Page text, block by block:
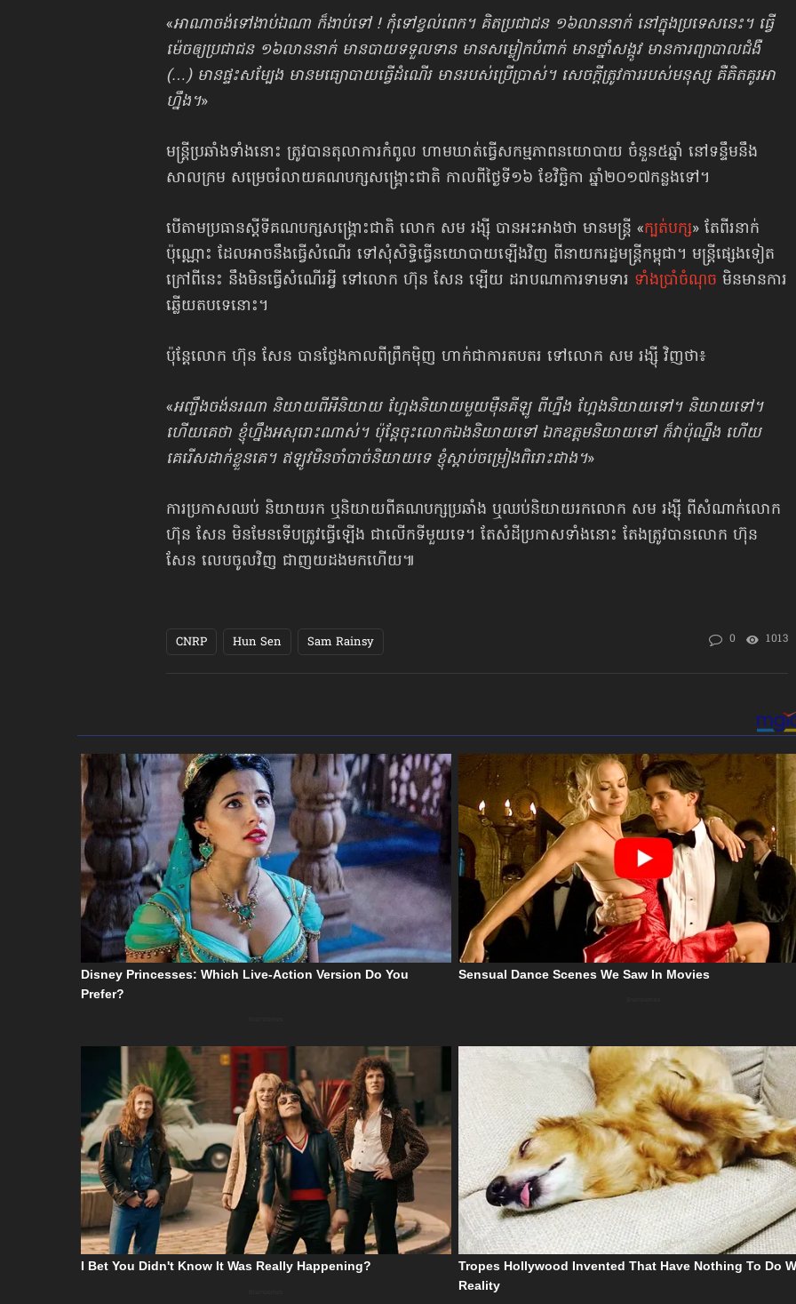
«អាណាចង់ទៅងាប់ឯណា ក៏ងាប់ទៅ ! កុំទៅខ្វល់ពេក។ គិតប្រជាជន ១៦លាននាក់ នៅក្នុងប្រទេសនេះ។ ធ្វើ
ម៉េចឲ្យប្រជាជន ១៦លាននាក់ មានបាយទទួលទាន មានសម្លៀកបំពាក់ មានថ្នាំសង្កូវ មានការព្យាបាលជំងឺ
(…) មានផ្ទះសម្បែង មានមធ្យោបាយធ្វើដំណើរ មានរបស់ប្រើប្រាស់។ សេចក្ដីត្រូវការរបស់មនុស្ស គឺគិតគូរអា
ហ្នឹង។»
មន្ត្រីប្រឆាំងទាំងនោះ ត្រូវបានតុលាការកំពូល ហាមឃាត់ធ្វើសកម្មភាពនយោបាយ ចំនួន៥ឆ្នាំ នៅទន្ទឹមនឹង
សាលក្រម សម្រេចរំលាយគណបក្សសង្គ្រោះជាតិ កាលពីថ្ងៃទី១៦ ខែវិច្ឆិកា ឆ្នាំ២០១៧កន្លងទៅ។
បើតាមប្រធានស្ដីទី​គណបក្សសង្គ្រោះជាតិ លោក សម រង្ស៊ី បានអះអាងថា មានមន្ត្រី «ក្បត់បក្ស» តែពីរនាក់
ប៉ុណ្ណោះ ដែលអាចនឹងធ្វើសំណើរ ទៅសុំសិទ្ធិធ្វើនយោបាយឡើងវិញ ពីនាយករដ្ឋមន្ត្រីកម្ពុជា។ មន្ត្រីផ្សេងទៀត
ក្រៅពីនេះ នឹងមិនធ្វើសំណើរអ្វី ទៅលោក ហ៊ុន សែន ឡើយ ដរាបណាការទាមទារ ទាំងប្រាំចំណុច មិនមានការ
ឆ្លើយតបទេនោះ។
ប៉ុន្តែលោក ហ៊ុន សែន បានថ្លែងកាលពីព្រឹកម៉ិញ ហាក់ជាការតបតរ ទៅលោក សម រង្ស៊ី វិញថា៖
«អញ្ចឹងចង់នរណា និយាយពីអីនិយាយ ហ្អែងនិយាយមួយម៉ឺនគីឡូ ពីហ្នឹង ហ្អែងនិយាយទៅ។ និយាយទៅ។
ហើយគេថា ខ្ញុំហ្នឹងអសុរោះណាស់។ ប៉ុន្តែចុះលោកឯងនិយាយទៅ ឯកឧត្ដមនិយាយទៅ ក៏វាប៉ុណ្នឹង ហើយ
គេរើសដាក់ខ្លួនគេ។ ឥឡូវមិនចាំបាច់និយាយទេ ខ្ញុំស្ដាប់ចម្រៀងពិរោះជាង។»
ការប្រកាសឈប់ និយាយរក ឬនិយាយពីគណបក្សប្រឆាំង ឬឈប់និយាយរកលោក សម រង្ស៊ី ពីសំណាក់លោក
ហ៊ុន សែន មិនមែនទើបត្រូវធ្វើឡើង ជាលើកទីមួយទេ។ តែសំដីប្រកាសទាំងនោះ តែងត្រូវបានលោក ហ៊ុន
សែន លេបចូលវិញ ជាញយដង​មកហើយ៕
CNRP Hun Sen Sam Rainsy 0 1013